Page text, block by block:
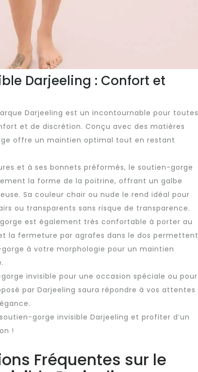
Darjeeling : Confort et
Darjeeling est un incontournable pour toutes
et de discrétion. Conçu avec des matières
offre un maintien optimal tout en restant
et à ses bonnets préformés, le soutien-gorge
la forme de la poitrine, offrant un galbe
Sa couleur chair ou nude le rend idéal pour
ou transparents sans risque de transparence.
est également très confortable à porter au
la fermeture par agrafes dans le dos permettent
à votre morphologie pour un maintien
invisible pour une occasion spéciale ou pour
par Darjeeling saura répondre à vos attentes
gorge invisible Darjeeling et profiter d’un
!
Fréquentes sur le